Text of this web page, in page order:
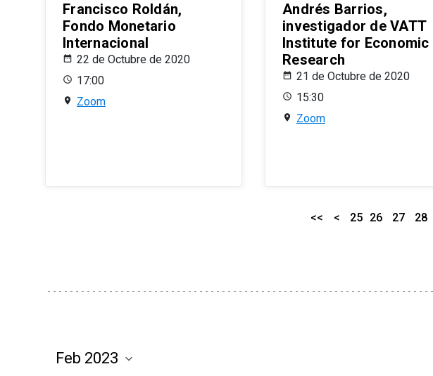
Francisco Roldán,
Fondo Monetario
Internacional
22 de Octubre de 2020
17:00
Zoom
Andrés Barrios,
investigador de VATT
Institute for Economic
Research
21 de Octubre de 2020
15:30
Zoom
<< < 25 26 27 28